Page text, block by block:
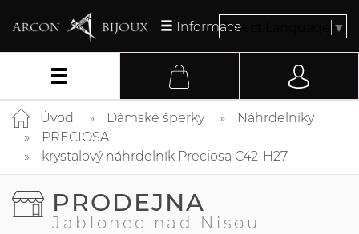
InformaceSelect Language ▼
Úvod Dámské šperky
Náhrdelníky
PRECIOSA
krystalový náhrdelník Preciosa C42-H27
PRODEJNA
Jablonec nad Nisou